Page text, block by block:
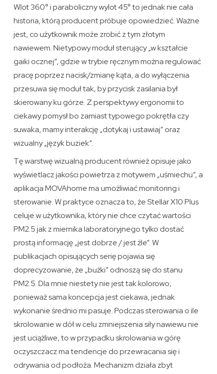
Wlot 360° i paraboliczny wylot 45° to jednak nie cała
historia, którą producent próbuje opowiedzieć. Ważne
jest, co użytkownik może zrobić z tym złotym
nawiewem. Nietypowy moduł sterujący „w kształcie
gaiki ocznej”, gdzie w trybie ręcznym można regulować
pracę poprzez nacisk/zmianę kąta, a do wyłączenia
przesuwa się moduł tak, by przycisk zasilania był
skierowany ku górze. Z perspektywy ergonomii to
ciekawy pomysł bo zamiast typowego pokrętła czy
suwaka, mamy interakcję „dotykaj i ustawiaj” oraz
wizualny „język buziek”.
Tę warstwę wizualną producent również opisuje jako
wyświetlacz jakości powietrza z motywem „uśmiechu”, a
aplikacja MOVAhome ma umożliwiać monitoring i
sterowanie. W praktyce oznacza to, że Stellar X10 Plus
celuje w użytkownika, który nie chce czytać wartości
PM2.5 jak z miernika laboratoryjnego tylko dostać
prostą informację „jest dobrze / jest źle”. W
publikacjach opisujących serię pojawia się
doprecyzowanie, że „buźki” odnoszą się do stanu
PM2.5. Dla mnie niestety nie jest tak kolorowo,
ponieważ sama koncepcja jest ciekawa, jednak
wykonanie średnio mi pasuje. Podczas sterowania o ile
skrolowanie w dół w celu zmniejszenia siły nawiewu nie
jest uciążliwe, to w przypadku skrolowania w górę
oczyszczacz ma tendencje do przewracania się i
odrywania od podłoża. Mechanizm działa zbyt